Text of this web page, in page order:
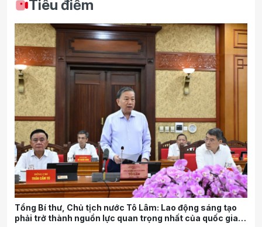
Tiêu điểm
Tổng Bí thư, Chủ tịch nước Tô Lâm: Lao động sáng tạo
phải trở thành nguồn lực quan trọng nhất của quốc gia